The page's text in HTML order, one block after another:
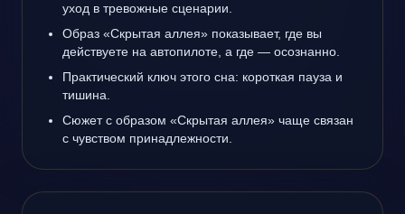
уход в тревожные сценарии.
Образ «Скрытая аллея» показывает, где вы
действуете на автопилоте, а где — осознанно.
Практический ключ этого сна: короткая пауза и
тишина.
Сюжет с образом «Скрытая аллея» чаще связан
с чувством принадлежности.